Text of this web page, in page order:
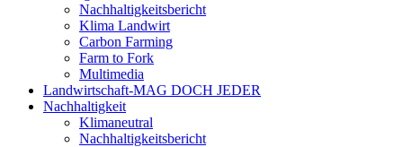
Nachhaltigkeitsbericht
Klima Landwirt
Carbon Farming
Farm to Fork
Multimedia
Landwirtschaft-MAG DOCH JEDER
Nachhaltigkeit
Klimaneutral
Nachhaltigkeitsbericht